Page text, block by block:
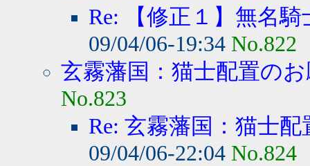
Re: 【修正１】無名騎
09/04/06-19:34 No.822
玄霧藩国：猫士配置の
No.823
Re: 玄霧藩国：猫士
09/04/06-22:04 No.824